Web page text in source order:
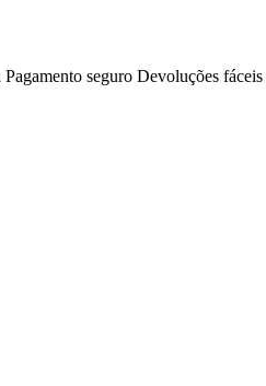
Pagamento seguro Devoluções fáceis